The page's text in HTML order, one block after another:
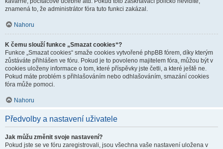
znamená to, že administrátor fóra tuto funkci zakázal.
Nahoru
K čemu slouží funkce „Smazat cookies“?
Funkce „Smazat cookies“ smaže cookies vytvořené phpBB fórem, díky kterým
zůstáváte přihlášen ve fóru. Pokud je to povoleno majitelem fóra, můžou být v
cookies uloženy informace o tom, které příspěvky jste četli, a které ještě ne.
Pokud máte problém s přihlašováním nebo odhlašováním, smazání cookies
fóra může pomoci.
Nahoru
Předvolby a nastavení uživatele
Jak můžu změnit svoje nastavení?
Pokud jste se ve fóru zaregistrovali, jsou všechna vaše nastavení uložena v